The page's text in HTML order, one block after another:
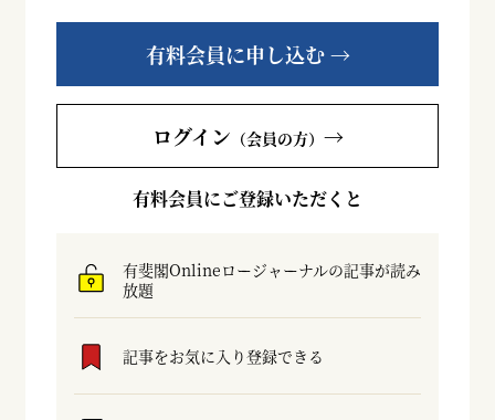
有料会員に申し込む →
ログイン （会員の方） →
有料会員にご登録いただくと
有斐閣Onlineロージャーナルの記事が読み
放題
記事をお気に入り登録できる